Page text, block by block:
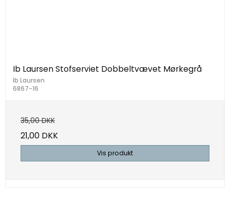
Ib Laursen Stofserviet Dobbeltvævet Mørkegrå
Ib Laursen
6867-16
35,00 DKK
21,00 DKK
Vis produkt